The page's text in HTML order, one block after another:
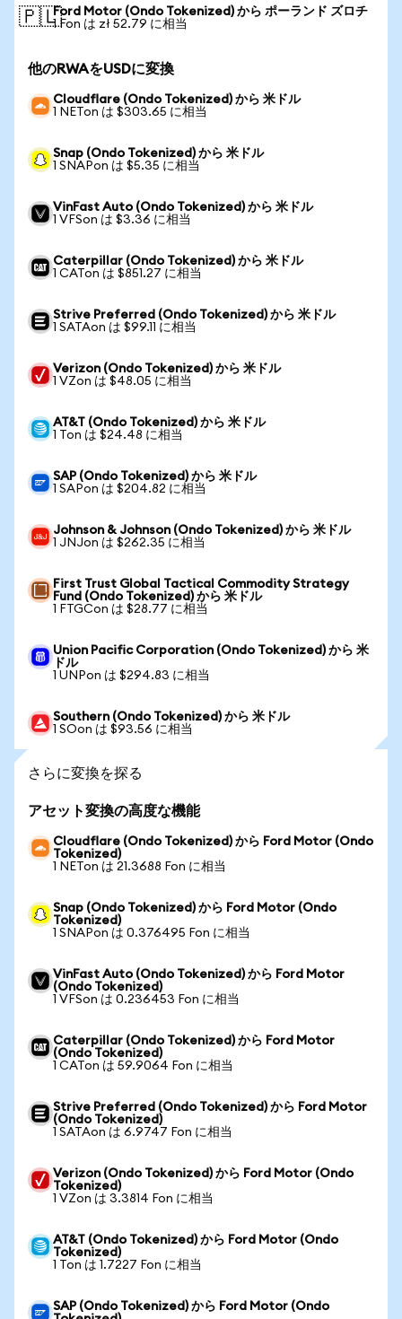
🇵🇱Ford Motor (Ondo Tokenized) から ポーランド ズロチ
1 Fon は zł 52.79 に相当
他のRWAをUSDに変換
Cloudflare (Ondo Tokenized) から 米ドル
1 NETon は $303.65 に相当
Snap (Ondo Tokenized) から 米ドル
1 SNAPon は $5.35 に相当
VinFast Auto (Ondo Tokenized) から 米ドル
1 VFSon は $3.36 に相当
Caterpillar (Ondo Tokenized) から 米ドル
1 CATon は $851.27 に相当
Strive Preferred (Ondo Tokenized) から 米ドル
1 SATAon は $99.11 に相当
Verizon (Ondo Tokenized) から 米ドル
1 VZon は $48.05 に相当
AT&T (Ondo Tokenized) から 米ドル
1 Ton は $24.48 に相当
SAP (Ondo Tokenized) から 米ドル
1 SAPon は $204.82 に相当
Johnson & Johnson (Ondo Tokenized) から 米ドル
1 JNJon は $262.35 に相当
First Trust Global Tactical Commodity Strategy
Fund (Ondo Tokenized) から 米ドル
1 FTGCon は $28.77 に相当
Union Pacific Corporation (Ondo Tokenized) から 米
ドル
1 UNPon は $294.83 に相当
Southern (Ondo Tokenized) から 米ドル
1 SOon は $93.56 に相当
さらに変換を探る
アセット変換の高度な機能
Cloudflare (Ondo Tokenized) から Ford Motor (Ondo
Tokenized)
1 NETon は 21.3688 Fon に相当
Snap (Ondo Tokenized) から Ford Motor (Ondo
Tokenized)
1 SNAPon は 0.376495 Fon に相当
VinFast Auto (Ondo Tokenized) から Ford Motor
(Ondo Tokenized)
1 VFSon は 0.236453 Fon に相当
Caterpillar (Ondo Tokenized) から Ford Motor
(Ondo Tokenized)
1 CATon は 59.9064 Fon に相当
Strive Preferred (Ondo Tokenized) から Ford Motor
(Ondo Tokenized)
1 SATAon は 6.9747 Fon に相当
Verizon (Ondo Tokenized) から Ford Motor (Ondo
Tokenized)
1 VZon は 3.3814 Fon に相当
AT&T (Ondo Tokenized) から Ford Motor (Ondo
Tokenized)
1 Ton は 1.7227 Fon に相当
SAP (Ondo Tokenized) から Ford Motor (Ondo